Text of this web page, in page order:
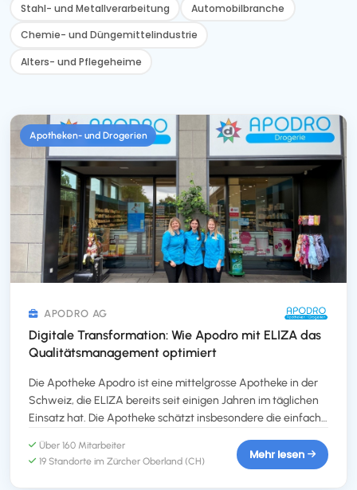
Stahl- und Metallverarbeitung
Automobilbranche
Chemie- und Düngemittelindustrie
Alters- und Pflegeheime
Apotheken- und Drogerien
APODRO AG
Digitale Transformation: Wie Apodro mit ELIZA das
Qualitätsmanagement optimiert
Die Apotheke Apodro ist eine mittelgrosse Apotheke in der
Schweiz, die ELIZA bereits seit einigen Jahren im täglichen
Einsatz hat. Die Apotheke schätzt insbesondere die einfache
bietet. Dank ELIZA kann die Apotheke sicherstellen, dass sie
die Anforderungen des Qualitätsmanagements erfüllt und
Über 160 Mitarbeiter
19 Standorte im Zürcher Oberland (CH)
Mehr lesen